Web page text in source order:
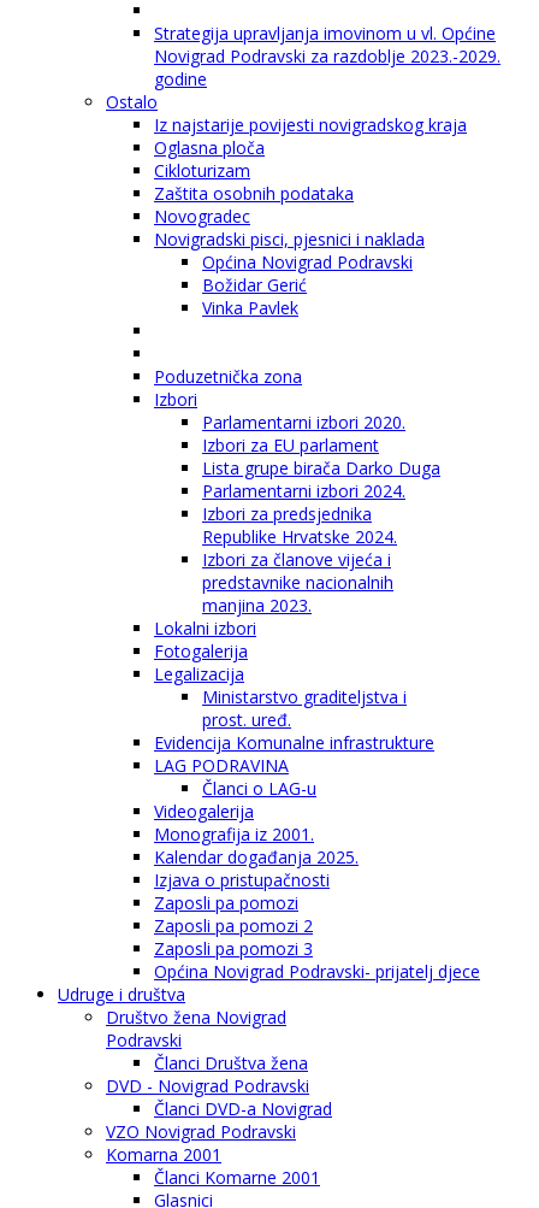
Strategija upravljanja imovinom u vl. Općine
Novigrad Podravski za razdoblje 2023.-2029.
godine
Ostalo
Iz najstarije povijesti novigradskog kraja
Oglasna ploča
Cikloturizam
Zaštita osobnih podataka
Novogradec
Novigradski pisci, pjesnici i naklada
Općina Novigrad Podravski
Božidar Gerić
Vinka Pavlek
Poduzetnička zona
Izbori
Parlamentarni izbori 2020.
Izbori za EU parlament
Lista grupe birača Darko Duga
Parlamentarni izbori 2024.
Izbori za predsjednika
Republike Hrvatske 2024.
Izbori za članove vijeća i
predstavnike nacionalnih
manjina 2023.
Lokalni izbori
Fotogalerija
Legalizacija
Ministarstvo graditeljstva i
prost. uređ.
Evidencija Komunalne infrastrukture
LAG PODRAVINA
Članci o LAG-u
Videogalerija
Monografija iz 2001.
Kalendar događanja 2025.
Izjava o pristupačnosti
Zaposli pa pomozi
Zaposli pa pomozi 2
Zaposli pa pomozi 3
Općina Novigrad Podravski- prijatelj djece
Udruge i društva
Društvo žena Novigrad
Podravski
Članci Društva žena
DVD - Novigrad Podravski
Članci DVD-a Novigrad
VZO Novigrad Podravski
Komarna 2001
Članci Komarne 2001
Glasnici